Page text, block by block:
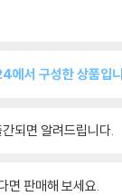
에서 구성한 상품입
되면 알려드립니다.
면 판매해 보세요.